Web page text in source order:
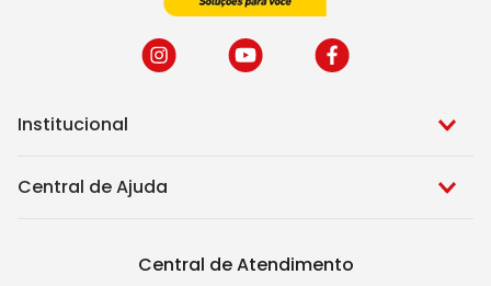
Institucional
Central de Ajuda
Central de Atendimento